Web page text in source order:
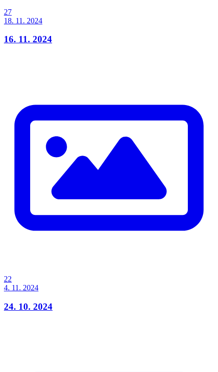
27
18. 11. 2024
16. 11. 2024
22
4. 11. 2024
24. 10. 2024